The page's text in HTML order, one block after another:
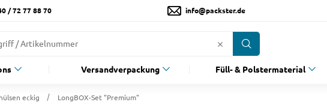
/ 72 77 88 70 info@packster.de
Versandverpackung Füll- & Polstermaterial
eckig LongBOX-Set "Premium"